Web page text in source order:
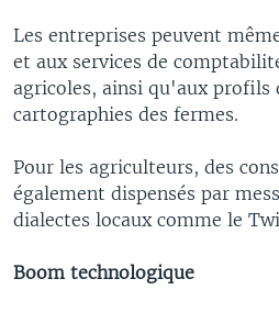
Les entreprises peuvent
et aux services de
agricoles, ainsi qu'aux profils
cartographies des fermes.
Pour les agriculteurs, des
également dispensés par
dialectes locaux comme le
Boom technologique